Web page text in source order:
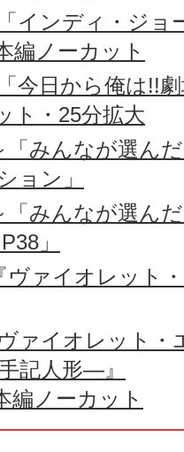
インディ・ジョ
編ノーカット
今日から俺は!!
ト・25分拡大
「みんなが選ん
ョン」
「みんなが選ん
」
ヴァイオレット
ァイオレット・
記人形―』
編ノーカット